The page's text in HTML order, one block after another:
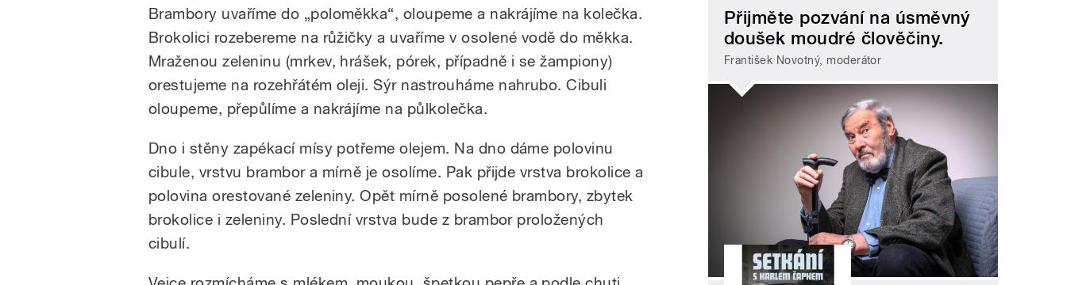
Brambory uvaříme do „poloměkka“, oloupeme a nakrájíme na kolečka.
Brokolici rozebereme na růžičky a uvaříme v osolené vodě do měkka.
Mraženou zeleninu (mrkev, hrášek, pórek, případně i se žampiony)
orestujeme na rozehřátém oleji. Sýr nastrouháme nahrubo. Cibuli
oloupeme, přepůlíme a nakrájíme na půlkolečka.
Dno i stěny zapékací mísy potřeme olejem. Na dno dáme polovinu
cibule, vrstvu brambor a mírně je osolíme. Pak přijde vrstva brokolice a
polovina orestované zeleniny. Opět mírně posolené brambory, zbytek
brokolice i zeleniny. Poslední vrstva bude z brambor proložených
cibulí.
Přijměte pozvání na úsměvný
doušek moudré člověčiny.
František Novotný, moderátor